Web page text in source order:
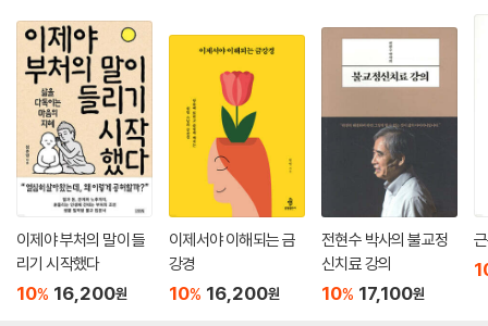
3. 7취의 허망함 … 380
II. 수행시 일어나는 마사(魔事) … 385
1. 마사(魔事)의 본질 … 386
2. 5음의 마사(魔事) … 394
1) 색음의 마사 … 395
2) 수음의 마사 … 405
3) 상음의 마사 … 417
(능엄경 제10권)
4) 행음의 마사 … 438
5) 식음의 마사 … 458
3. 5음과 망상(妄想) … 475
이제야 부처의 말이 들
리기 시작했다
10% 16,200원
이제서야 이해되는 금
강경
10% 16,200원
전현수 박사의 불교정
신치료 강의
10% 17,100원